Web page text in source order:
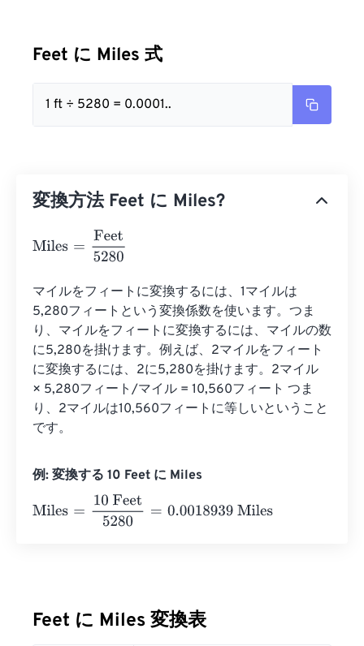
Feet に Miles 式
1 ft ÷ 5280 = 0.0001..
変換方法 Feet に Miles?
Miles Feet5280
マイルをフィートに変換するには、1マイルは
5,280フィートという変換係数を使います。つま
り、マイルをフィートに変換するには、マイルの数
に5,280を掛けます。例えば、2マイルをフィート
に変換するには、2に5,280を掛けます。2マイル
× 5,280フィート/マイル = 10,560フィート つま
り、2マイルは10,560フィートに等しいということ
です。
例: 変換する 10 Feet に Miles
Miles
10 Feet5280 0.0018939 Miles
Feet に Miles 変換表